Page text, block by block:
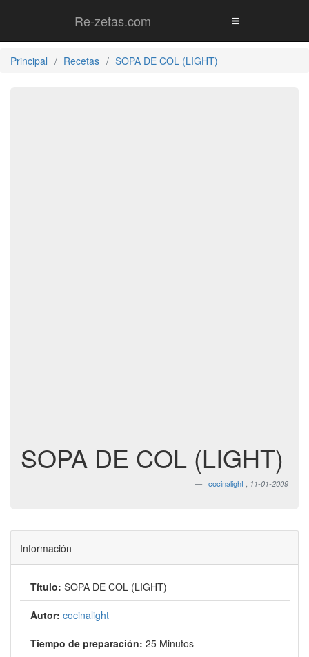
Re-zetas.com
Principal Recetas SOPA DE COL (LIGHT)
SOPA DE COL (LIGHT)
cocinalight 11-01-2009
Información
Título: SOPA DE COL (LIGHT)
Autor: cocinalight
Tiempo de preparación: 25 Minutos